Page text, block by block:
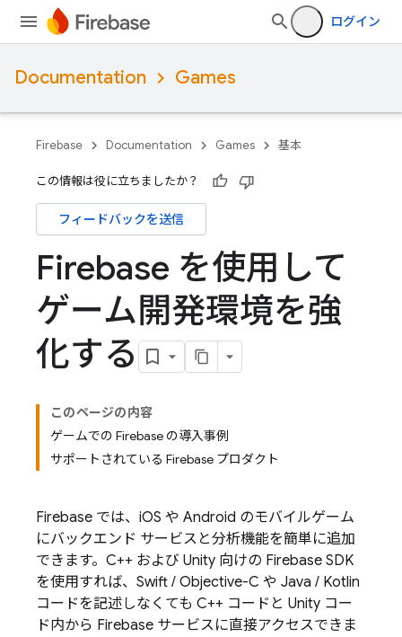
ログイン
Documentation Games
Firebase Documentation Games 基本
この情報は役に立ちましたか？
フィードバックを送信
Firebase を使用して
ゲーム開発環境を強
化する
このページの内容
ゲームでの Firebase の導入事例
サポートされている Firebase プロダクト
Firebase では、iOS や Android のモバイルゲーム
にバックエンド サービスと分析機能を簡単に追加
できます。C++ および Unity 向けの Firebase SDK
を使用すれば、Swift / Objective-C や Java / Kotlin
コードを記述しなくても C++ コードと Unity コー
ド内から Firebase サービスに直接アクセスできま